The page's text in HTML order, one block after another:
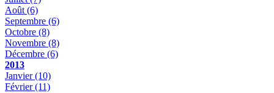
Août (6)
Septembre (6)
Octobre (8)
Novembre (8)
Décembre (6)
2013
Janvier(10)
Février(11)